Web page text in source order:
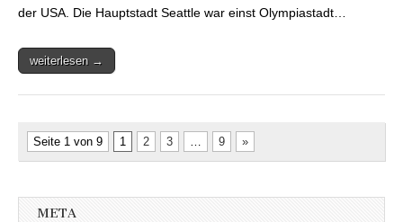
der USA. Die Hauptstadt Seattle war einst Olympiastadt…
weiterlesen →
Seite 1 von 9 1 2 3 9 »
META